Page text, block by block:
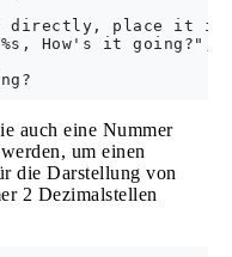
place it
How's it going?",
auch eine Nummer
um einen
die Darstellung von
2 Dezimalstellen